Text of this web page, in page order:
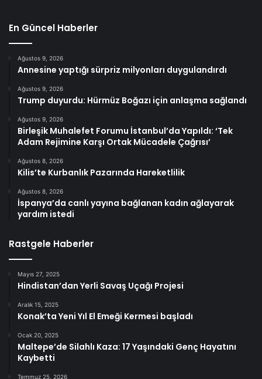
En Güncel Haberler
Ağustos 9, 2026
Annesine yaptığı sürpriz milyonları duygulandırdı
Ağustos 9, 2026
Trump duyurdu: Hürmüz Boğazı için anlaşma sağlandı
Ağustos 9, 2026
Birleşik Muhalefet Forumu İstanbul’da Yapıldı: ‘Tek
Adam Rejimine Karşı Ortak Mücadele Çağrısı’
Ağustos 8, 2026
Kilis’te Kurbanlık Pazarında Hareketlilik
Ağustos 8, 2026
İspanya’da canlı yayına bağlanan kadın ağlayarak
yardım istedi
Rastgele Haberler
Mayıs 27, 2025
Hindistan’dan Yerli Savaş Uçağı Projesi
Aralık 15, 2025
Konak’ta Yeni Yıl El Emeği Kermesi başladı
Ocak 20, 2025
Maltepe’de Silahlı Kaza: 17 Yaşındaki Genç Hayatını
Kaybetti
Temmuz 25, 2026